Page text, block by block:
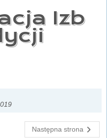
Izb
Następna strona